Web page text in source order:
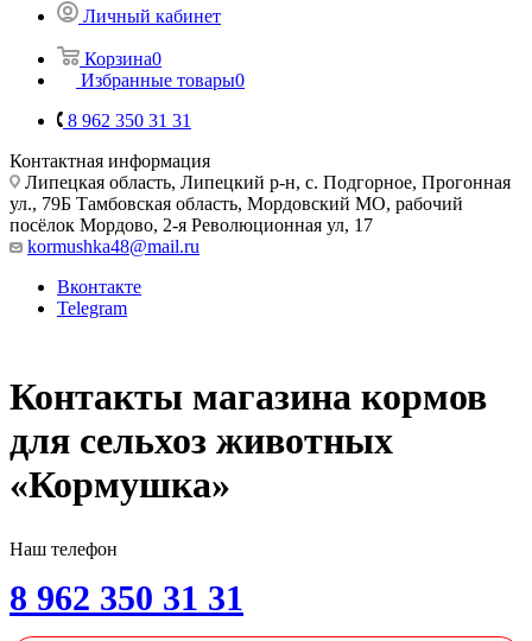
Личный кабинет
Корзина0
Избранные товары0
8 962 350 31 31
Контактная информация
Липецкая область, Липецкий р-н, с. Подгорное, Прогонная
ул., 79Б Тамбовская область, Мордовский МО, рабочий
посёлок Мордово, 2-я Революционная ул, 17
kormushka48@mail.ru
Вконтакте
Telegram
Контакты магазина кормов
для сельхоз животных
«Кормушка»
Наш телефон
8 962 350 31 31